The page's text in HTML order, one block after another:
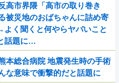
高市界隈「高市の取り巻き
被災地のおばちゃんに詰め寄
く聞くと何やらヤバいこと
話題に…
本総合病院 地震発生時の手術
な意味で衝撃的だと話題に